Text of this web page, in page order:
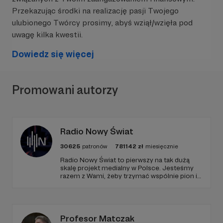
Są chwile, kiedy się śmiejesz.
Kiedy zapominasz na sekundę.
Kiedy czujesz, że mimo wszystko… jesteś.
I może właśnie o to chodzi.
Nie o to, żeby się nie bać.
Ale o to, żeby iść dalej — nawet kiedy wszystko
Z bliznami.
Z historią, której nie wybrałam.
Ale też z siłą, o której wcześniej nie miałam
chcę, żebyś wiedział jedno:
W tym miejscu powinna być zewnętrzna
treść
Aby zobaczyć treść musisz zmienić ustawienia
polityki prywatności
Przekazując środki na realizację pasji Twojego
ulubionego Twórcy prosimy, abyś wziął/wzięła pod
uwagę kilka kwestii.
Dowiedz się więcej
Promowani autorzy
Radio Nowy Świat
30625 patronów 781142 zł miesięcznie
Radio Nowy Świat to pierwszy na tak dużą
skalę projekt medialny w Polsce. Jesteśmy
razem z Wami, żeby trzymać wspólnie pion i
Profesor Matczak